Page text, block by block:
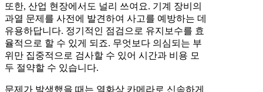
또한, 산업 현장에서도 널리 쓰여요. 기계 장비의
과열 문제를 사전에 발견하여 사고를 예방하는 데
유용하답니다. 정기적인 점검으로 유지보수를 효
율적으로 할 수 있게 되죠. 무엇보다 의심되는 부
위만 집중적으로 검사할 수 있어 시간과 비용 모
두 절약할 수 있습니다.
문제가 발생했을 때는 열화상 카메라로 신속하게